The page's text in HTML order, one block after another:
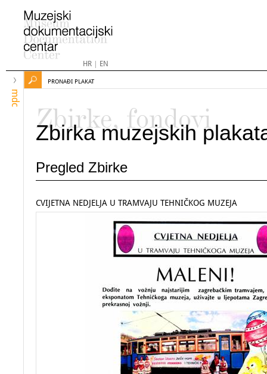
HR| EN
mdc
PRONAĐI PLAKAT
Zbirke, fondovi
Zbirka muzejskih
Pregled Zbirke
CVIJETNA NEDJELJA U TRAMVAJU TEHNIČKOG MUZEJA